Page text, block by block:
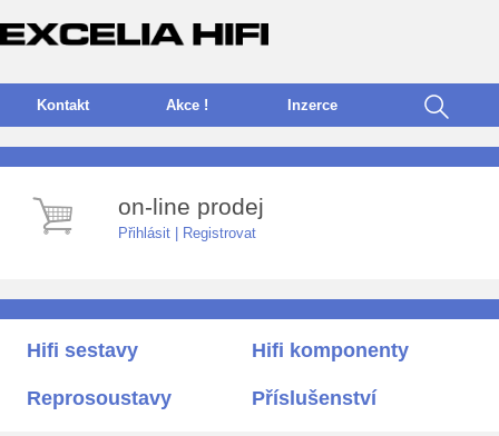
Kontakt Akce ! nzerce
on-line prodej
Přihlásit Registrovat
Hifi sestavy Hifi komponenty
Reprosoustavy Příslušenství